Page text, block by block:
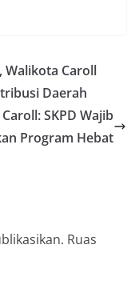
Walikota Caroll
Daerah
SKPD Wajib
Program Hebat
Ruas